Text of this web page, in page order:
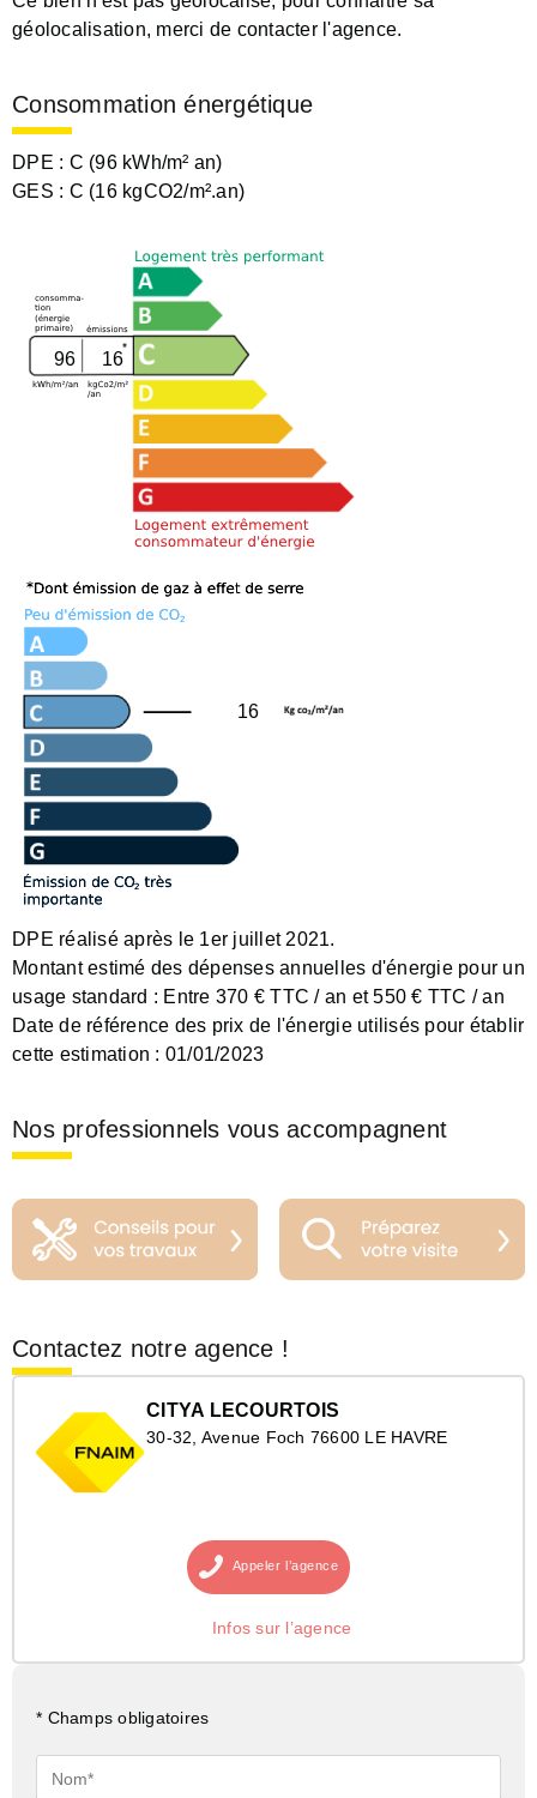
géolocalisation, merci de contacter l'agence.
Consommation énergétique
DPE : C (96 kWh/m² an)
GES : C (16 kgCO2/m².an)
96 16
16
DPE réalisé après le 1er juillet 2021.
Montant estimé des dépenses annuelles d'énergie pour un
usage standard : Entre 370 € TTC / an et 550 € TTC / an
Date de référence des prix de l'énergie utilisés pour établir
cette estimation : 01/01/2023
Nos professionnels vous accompagnent
Contactez notre agence !
CITYA LECOURTOIS
30-32, Avenue Foch 76600 LE HAVRE
Appeler l’agence
Infos sur l’agence
* Champs obligatoires
Nom*